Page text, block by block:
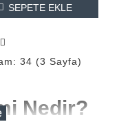
SEPETE EKLE
34 (3 Sayfa)
Nedir?